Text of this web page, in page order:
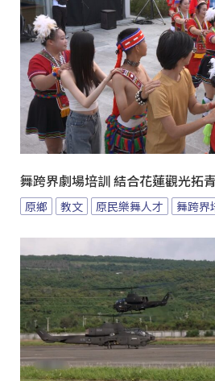
舞跨界劇場培訓 結合花蓮觀光拓
原鄉 教文 原民樂舞人才 舞跨界